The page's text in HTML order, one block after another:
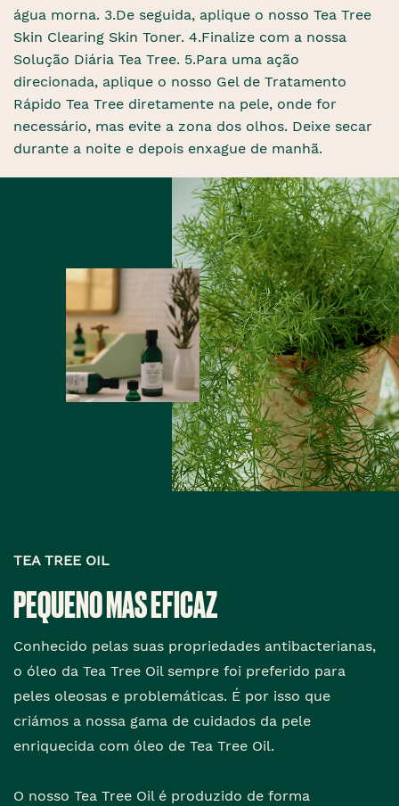
água morna. 3.De seguida, aplique o nosso Tea Tree
Skin Clearing Skin Toner. 4.Finalize com a nossa
Solução Diária Tea Tree. 5.Para uma ação
direcionada, aplique o nosso Gel de Tratamento
Rápido Tea Tree diretamente na pele, onde for
necessário, mas evite a zona dos olhos. Deixe secar
durante a noite e depois enxague de manhã.
TEA TREE OIL
PEQUENO MAS EFICAZ
Conhecido pelas suas propriedades antibacterianas,
o óleo da Tea Tree Oil sempre foi preferido para
peles oleosas e problemáticas. É por isso que
criámos a nossa gama de cuidados da pele
enriquecida com óleo de Tea Tree Oil.
O nosso Tea Tree Oil é produzido de forma